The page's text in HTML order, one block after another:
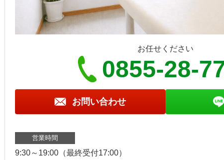
お任せください
0855-28-
お問い合わせ
営業時間
9:30～19:00（最終受付17:00）